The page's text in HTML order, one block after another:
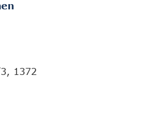
1372